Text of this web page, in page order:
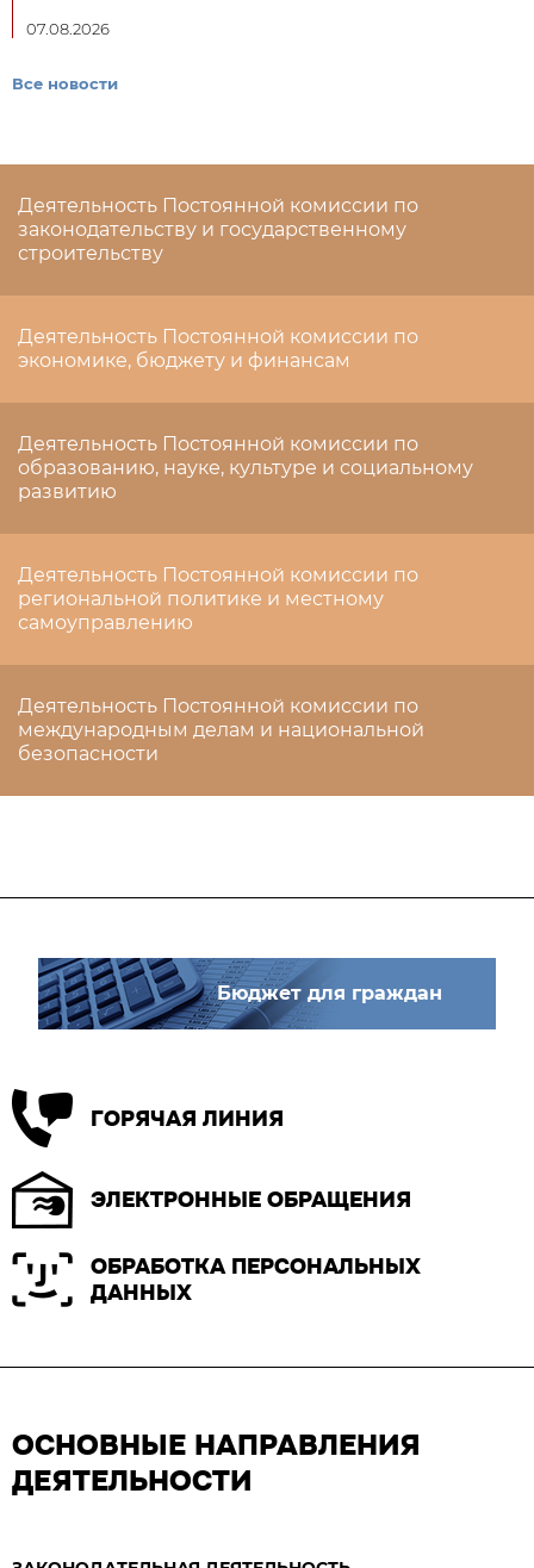
07.08.2026
Все новости
Деятельность Постоянной комиссии по
законодательству и государственному
строительству
Деятельность Постоянной комиссии по
экономике, бюджету и финансам
Деятельность Постоянной комиссии по
образованию, науке, культуре и социальному
развитию
Деятельность Постоянной комиссии по
региональной политике и местному
самоуправлению
Деятельность Постоянной комиссии по
международным делам и национальной
безопасности
Бюджет для граждан
ГОРЯЧАЯ ЛИНИЯ
ЭЛЕКТРОННЫЕ ОБРАЩЕНИЯ
ОБРАБОТКА ПЕРСОНАЛЬНЫХ
ДАННЫХ
ОСНОВНЫЕ НАПРАВЛЕНИЯ
ДЕЯТЕЛЬНОСТИ